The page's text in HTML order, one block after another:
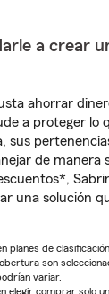
a crear
ahorrar
a proteger lo
sus
de manera
una solución
planes de
son
variar.
elegir comprar solo